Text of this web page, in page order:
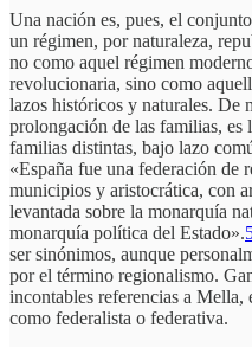
Una nación es, pues, el
un régimen, por naturaleza,
no como aquel régimen
revolucionaria, sino como
lazos históricos y naturales. De
prolongación de las familias, es
familias distintas, bajo lazo
«España fue una federación de
municipios y aristocrática, con
levantada sobre la monarquía
monarquía política del Estado».
ser sinónimos, aunque
por el término regionalismo.
incontables referencias a Mella,
como federalista o federativa.